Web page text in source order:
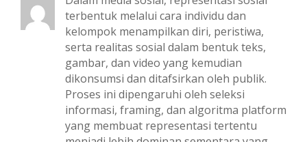
terbentuk melalui cara individu dan
kelompok menampilkan diri, peristiwa,
serta realitas sosial dalam bentuk teks,
gambar, dan video yang kemudian
dikonsumsi dan ditafsirkan oleh publik.
Proses ini dipengaruhi oleh seleksi
informasi, framing, dan algoritma platform
yang membuat representasi tertentu